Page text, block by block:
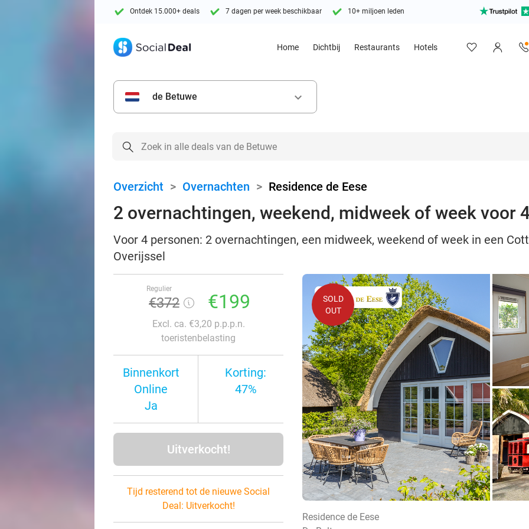
Ontdek 15.000+ deals 7 dagen per week beschikbaar 10+ miljoen leden
Home Dichtbij Restaurants Hotels
de Betuwe keyboard_arrow_down
Overzicht > Overnachten > Residence de Eese
2 overnachtingen, weekend, midweek of week voor
Voor 4 personen: 2 overnachtingen, een midweek, weekend of week in een
Overijssel
Regulier
€372 €199
Excl. ca. €3,20 p.p.p.n.
toeristenbelasting
Binnenkort
Online
Ja
Korting:
47%
Uitverkocht!
Tijd resterend tot de nieuwe Social
Deal: Uitverkocht!
SOLD
OUT
Residence de Eese